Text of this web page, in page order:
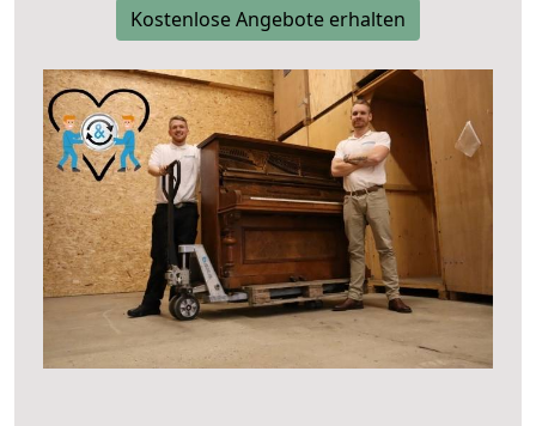
Kostenlose Angebote erhalten